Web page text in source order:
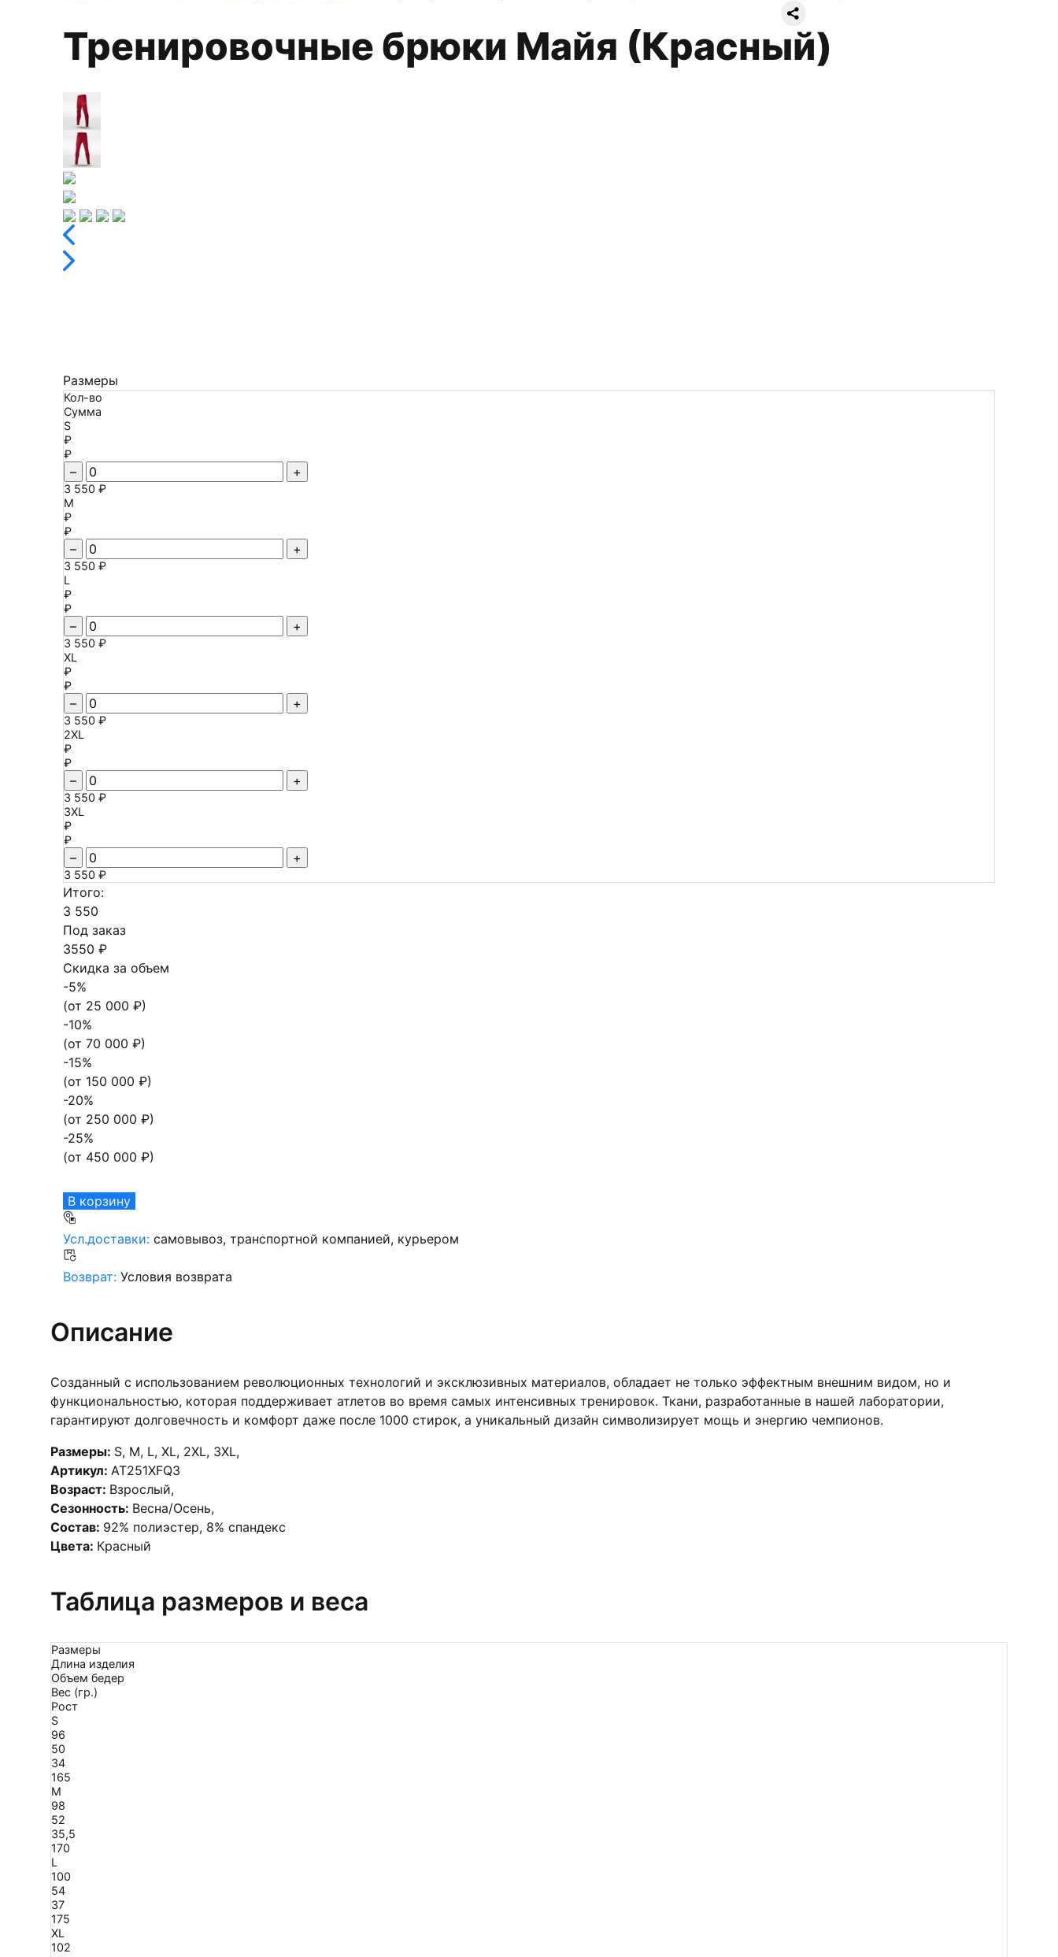
Тренировочные брюки Майя (Красный)
Размеры
Кол-во
Сумма
S
₽
₽
– +
3 550 ₽
M
₽
₽
– +
3 550 ₽
L
₽
₽
– +
3 550 ₽
XL
₽
₽
– +
3 550 ₽
2XL
₽
₽
– +
3 550 ₽
3XL
₽
₽
– +
3 550 ₽
Итого:
3 550
Под заказ
3550 ₽
Скидка за объем
-5%
(от 25 000 ₽)
-10%
(от 70 000 ₽)
-15%
(от 150 000 ₽)
-20%
(от 250 000 ₽)
-25%
(от 450 000 ₽)
В корзину
Усл.доставки: самовывоз, транспортной компанией, курьером
Возврат: Условия возврата
Описание
Созданный с использованием революционных технологий и эксклюзивных материалов, обладает не только эффектным внешним видом, но и
функциональностью, которая поддерживает атлетов во время самых интенсивных тренировок. Ткани, разработанные в нашей лаборатории,
гарантируют долговечность и комфорт даже после 1000 стирок, а уникальный дизайн символизирует мощь и энергию чемпионов.
Размеры: S, M, L, XL, 2XL, 3XL,
Артикул: AT251XFQ3
Возраст: Взрослый,
Сезонность: Весна/Осень,
Состав: 92% полиэстер, 8% спандекс
Цвета: Красный
Таблица размеров и веса
Размеры
Длина изделия
Объем бедер
Вес (гр.)
Рост
S
96
50
34
165
M
98
52
35,5
170
L
100
54
37
175
XL
102